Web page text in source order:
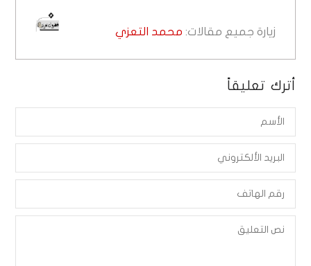
زيارة جميع مقالات: محمد التعزي
أترك تعليقاً